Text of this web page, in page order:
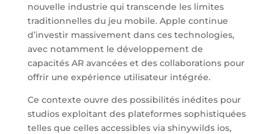
nouvelle industrie qui transcende les limites
traditionnelles du jeu mobile. Apple continue
d’investir massivement dans ces technologies,
avec notamment le développement de
capacités AR avancées et des collaborations pour
offrir une expérience utilisateur intégrée.
Ce contexte ouvre des possibilités inédites pour
studios exploitant des plateformes sophistiquées
telles que celles accessibles via shinywilds ios,